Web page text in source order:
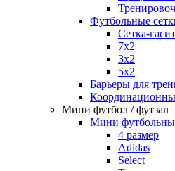
Футбольные
Сетка-
7x2
3х2
5х2
Барьеры для
Мини футбол / футзал
Мини
4 размер
Adidas
Select